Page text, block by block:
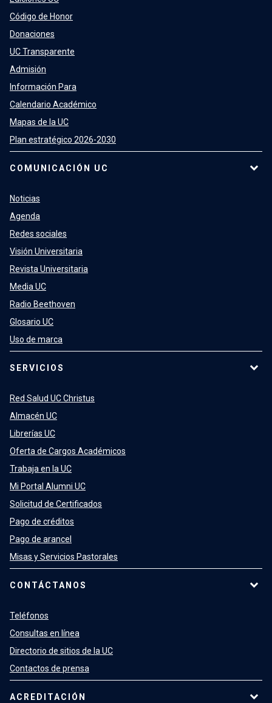
Código de Honor
Donaciones
UC Transparente
Admisión
Información Para
Calendario Académico
Mapas de la UC
Plan estratégico 2026-2030
COMUNICACIÓN UC
Noticias
Agenda
Redes sociales
Visión Universitaria
Revista Universitaria
Media UC
Radio Beethoven
Glosario UC
Uso de marca
SERVICIOS
Red Salud UC Christus
Almacén UC
Librerías UC
Oferta de Cargos Académicos
Trabaja en la UC
Mi Portal Alumni UC
Solicitud de Certificados
Pago de créditos
Pago de arancel
Misas y Servicios Pastorales
CONTÁCTANOS
Teléfonos
Consultas en línea
Directorio de sitios de la UC
Contactos de prensa
ACREDITACIÓN